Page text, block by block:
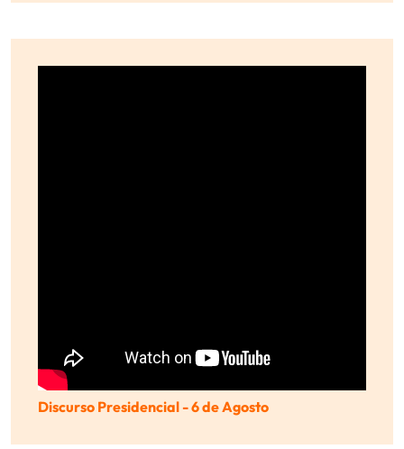
Discurso Presidencial - 6 de Agosto